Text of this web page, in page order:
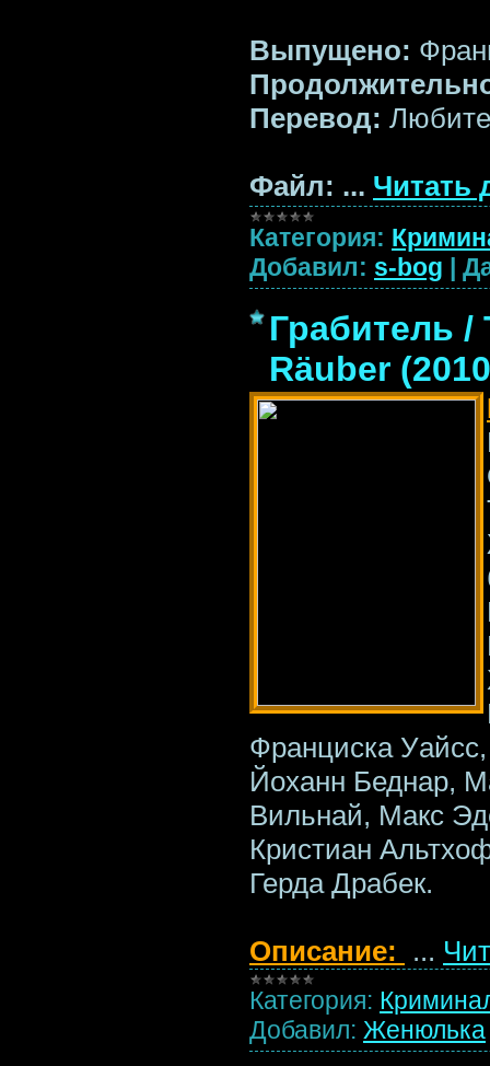
Выпущено:
Перевод:
Файл: ... Читать
Категория:
Добавил: s-bog |
Грабитель /
Räuber
Франциска
Йоханн Беднар,
Вильнай, Макс
Кристиан
Герда Драбек.
Описание: ...
Категория:
Добавил: Женюлька